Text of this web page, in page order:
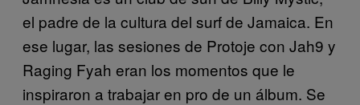
el padre de la cultura del surf de Jamaica. En
ese lugar, las sesiones de Protoje con Jah9 y
Raging Fyah eran los momentos que le
inspiraron a trabajar en pro de un álbum. Se